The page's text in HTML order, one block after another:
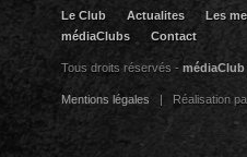
Le Club Actualites Les
médiaClubs
Contact
Tous droits réservés - médiaClub
Mentions légales | Réalisation